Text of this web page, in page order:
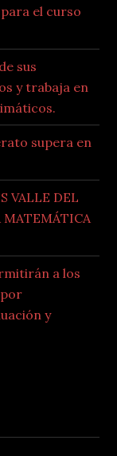
el curso
sus
y trabaja en
supera en
VALLE DEL
MATEMÁTICA
a los
y